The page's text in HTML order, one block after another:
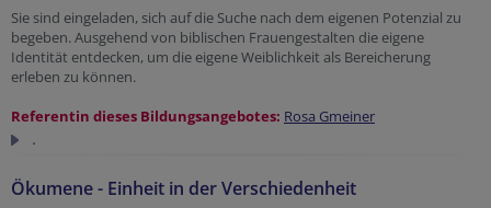
Sie sind eingeladen, sich auf die Suche nach dem eigenen Potenzial zu
begeben. Ausgehend von biblischen Frauengestalten die eigene
Identität entdecken, um die eigene Weiblichkeit als Bereicherung
erleben zu können.
Referentin dieses Bildungsangebotes: Rosa Gmeiner
.
Ökumene - Einheit in der Verschiedenheit